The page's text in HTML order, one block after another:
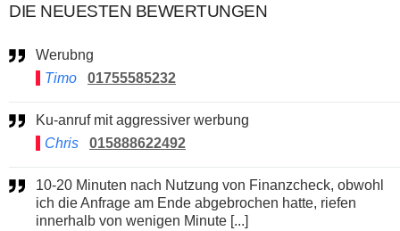
DIE NEUESTEN BEWERTUNGEN
Werubng
Timo
01755585232
Ku-anruf mit aggressiver werbung
Chris
015888622492
10-20 Minuten nach Nutzung von Finanzcheck, obwohl
ich die Anfrage am Ende abgebrochen hatte, riefen
innerhalb von wenigen Minute [...]